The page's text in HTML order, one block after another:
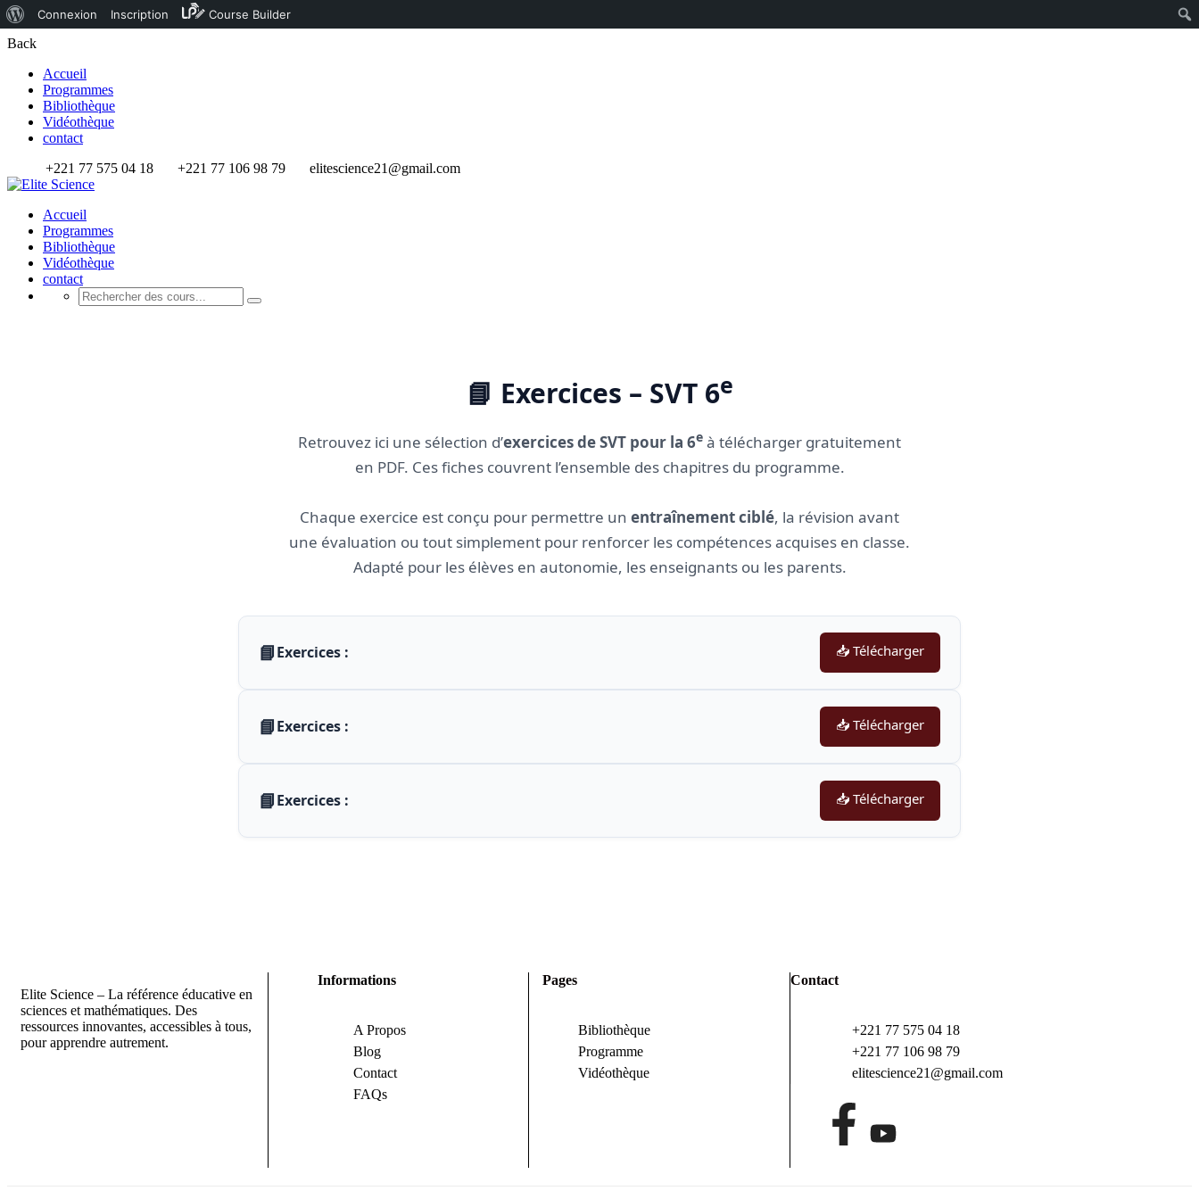
Connexion Inscription Course Builder
Back
Accueil
Programmes
Bibliothèque
Vidéothèque
contact
+221 77 575 04 18
+221 77 106 98 79 elitescience21@gmail.com
Accueil
Programmes
Bibliothèque
Vidéothèque
contact
📘 Exercices – SVT 6e
Retrouvez ici une sélection d’exercices de SVT pour la 6e à télécharger gratuitement
en PDF. Ces fiches couvrent l’ensemble des chapitres du programme.
Chaque exercice est conçu pour permettre un entraînement ciblé, la révision avant
une évaluation ou tout simplement pour renforcer les compétences acquises en classe.
Adapté pour les élèves en autonomie, les enseignants ou les parents.
📘Exercices : 📥 Télécharger
📘Exercices : 📥 Télécharger
📘Exercices : 📥 Télécharger
Elite Science – La référence éducative en
sciences et mathématiques. Des
ressources innovantes, accessibles à tous,
pour apprendre autrement.
Informations
A Propos
Blog
Contact
FAQs
Pages
Bibliothèque
Programme
Vidéothèque
Contact
+221 77 575 04 18
+221 77 106 98 79
elitescience21@gmail.com